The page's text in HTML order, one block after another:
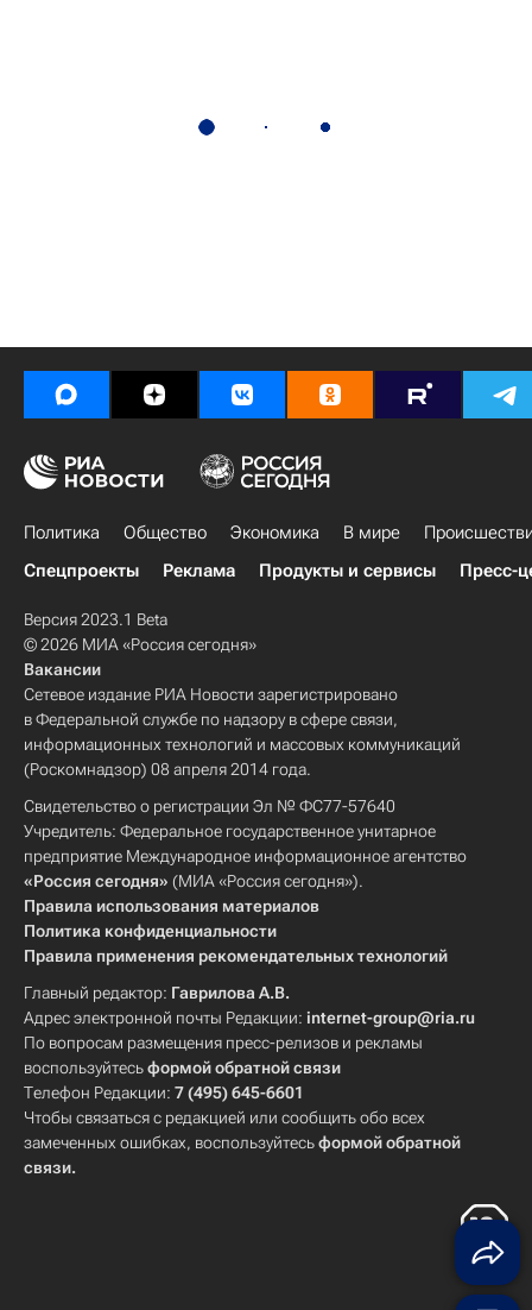
Политика Общество Экономика В мире
Спецпроекты
Реклама Продукты и сервисы Пресс-
Версия 2023.1 Beta
© 2026 МИА «Россия сегодня»
Вакансии
Сетевое издание РИА Новости зарегистрировано
в Федеральной службе по надзору в сфере связи,
информационных технологий и массовых коммуникаций
(Роскомнадзор) 08 апреля 2014 года.
Свидетельство о регистрации Эл № ФС77-57640
Учредитель: Федеральное государственное унитарное
предприятие Международное информационное агентство
«Россия сегодня» (МИА «Россия сегодня»).
Правила использования материалов
Политика конфиденциальности
Правила применения рекомендательных технологий
Главный редактор: Гаврилова А.В.
Адрес электронной почты Редакции: internet-group@ria.ru
По вопросам размещения пресс-релизов и рекламы
воспользуйтесьформой обратной связи
Телефон Редакции: 7 (495) 645-6601
Чтобы связаться с редакцией или сообщить обо всех
замеченных ошибках, воспользуйтесьформой обратной
связи.